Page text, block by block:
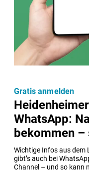
WhatsApp:
bekommen –
Wichtige Infos aus dem
gibt’s auch bei
Channel – und so kann
Gratis anmelden